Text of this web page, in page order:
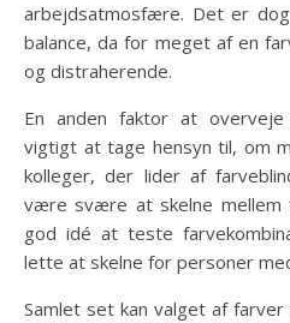
arbejdsatmosfære. Det er
balance, da for meget af en
og distraherende.
En anden faktor at
vigtigt at tage hensyn til, om
kolleger, der lider af
være svære at skelne
god idé at teste
lette at skelne for personer
Samlet set kan valget af